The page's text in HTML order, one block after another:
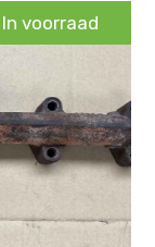
In voorraad